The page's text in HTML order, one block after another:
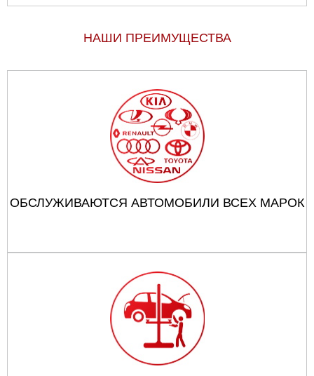
НАШИ ПРЕИМУЩЕСТВА
ОБСЛУЖИВАЮТСЯ АВТОМОБИЛИ ВСЕХ МАРОК